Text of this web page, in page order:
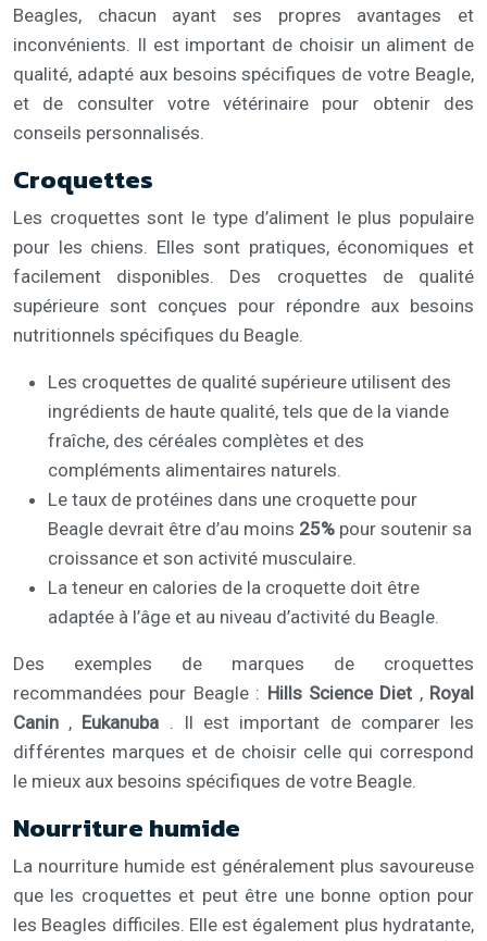
Beagles, chacun ayant ses propres avantages et
inconvénients. Il est important de choisir un aliment de
qualité, adapté aux besoins spécifiques de votre Beagle,
et de consulter votre vétérinaire pour obtenir des
conseils personnalisés.
Croquettes
Les croquettes sont le type d’aliment le plus populaire
pour les chiens. Elles sont pratiques, économiques et
facilement disponibles. Des croquettes de qualité
supérieure sont conçues pour répondre aux besoins
nutritionnels spécifiques du Beagle.
Les croquettes de qualité supérieure utilisent des
ingrédients de haute qualité, tels que de la viande
fraîche, des céréales complètes et des
compléments alimentaires naturels.
Le taux de protéines dans une croquette pour
Beagle devrait être d’au moins 25% pour soutenir sa
croissance et son activité musculaire.
La teneur en calories de la croquette doit être
adaptée à l’âge et au niveau d’activité du Beagle.
Des exemples de marques de croquettes
recommandées pour Beagle : Hills Science Diet , Royal
Canin , Eukanuba . Il est important de comparer les
différentes marques et de choisir celle qui correspond
le mieux aux besoins spécifiques de votre Beagle.
Nourriture humide
La nourriture humide est généralement plus savoureuse
que les croquettes et peut être une bonne option pour
les Beagles difficiles. Elle est également plus hydratante,